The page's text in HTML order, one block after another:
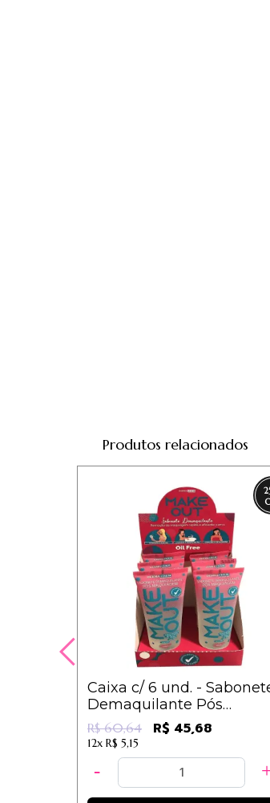
Produtos relacionados
Caixa c/ 6 und. -
Demaquilante Pós
Maquiagem - Make Out -
Dermachem
R$ 60,64 R$ 45,68
12x R$ 5,15